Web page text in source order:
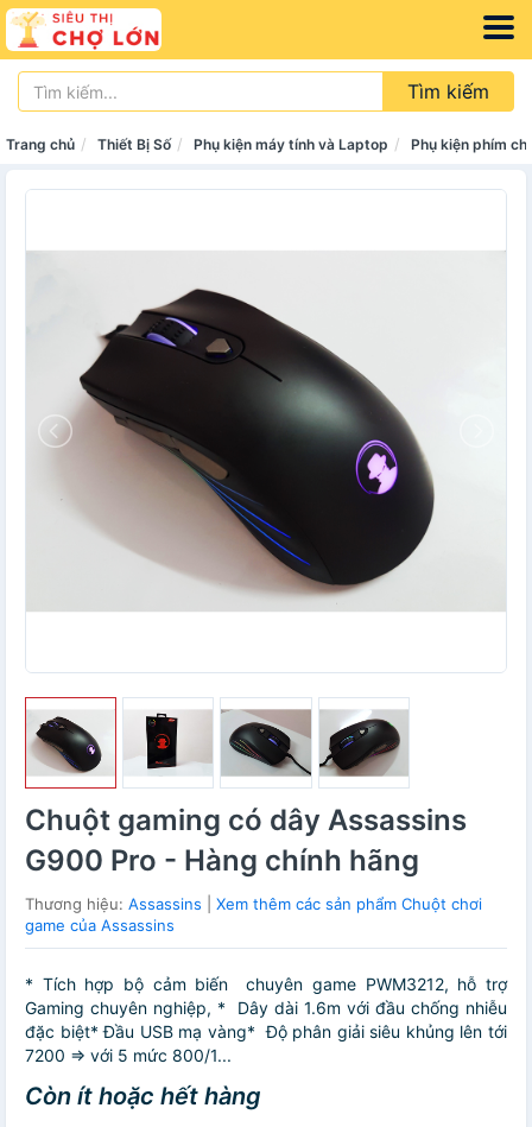
Tìm kiếm
Trang chủ Thiết Bị Số Phụ kiện máy tính và Laptop Phụ kiện phím
Chuột gaming có dây Assassins
G900 Pro - Hàng chính hãng
Thương hiệu: Assassins
Xem thêm các sản phẩm Chuột chơi
game của Assassins
* Tích hợp bộ cảm biến chuyên game PWM3212, hỗ trợ
Gaming chuyên nghiệp, * Dây dài 1.6m với đầu chống nhiễu
đặc biệt* Đầu USB mạ vàng* Độ phân giải siêu khủng lên tới
7200 => với 5 mức 800/1...
Còn ít hoặc hết hàng